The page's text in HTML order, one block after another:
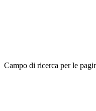
Campo di ricerca per le